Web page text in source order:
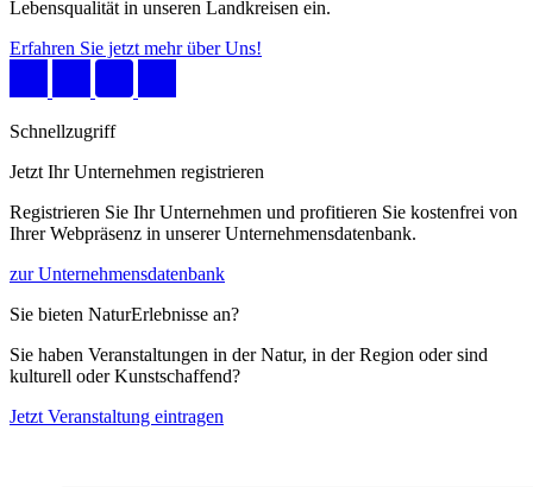
Lebensqualität in unseren Landkreisen ein.
Erfahren Sie jetzt mehr über Uns!
Schnellzugriff
Jetzt Ihr Unternehmen registrieren
Registrieren Sie Ihr Unternehmen und profitieren Sie kostenfrei von
Ihrer Webpräsenz in unserer Unternehmensdatenbank.
zur Unternehmensdatenbank
Sie bieten NaturErlebnisse an?
Sie haben Veranstaltungen in der Natur, in der Region oder sind
kulturell oder Kunstschaffend?
Jetzt Veranstaltung eintragen